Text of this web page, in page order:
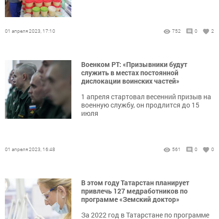
01 апреля 2023, 17:10 752 0 2
Военком РТ: «Призывники будут
служить в местах постоянной
дислокации воинских частей»
1 апреля стартовал весенний призыв на
военную службу, он продлится до 15
июля
01 апреля 2023, 16:48 561 0 0
В этом году Татарстан планирует
привлечь 127 медработников по
программе «Земский доктор»
За 2022 год в Татарстане по программе